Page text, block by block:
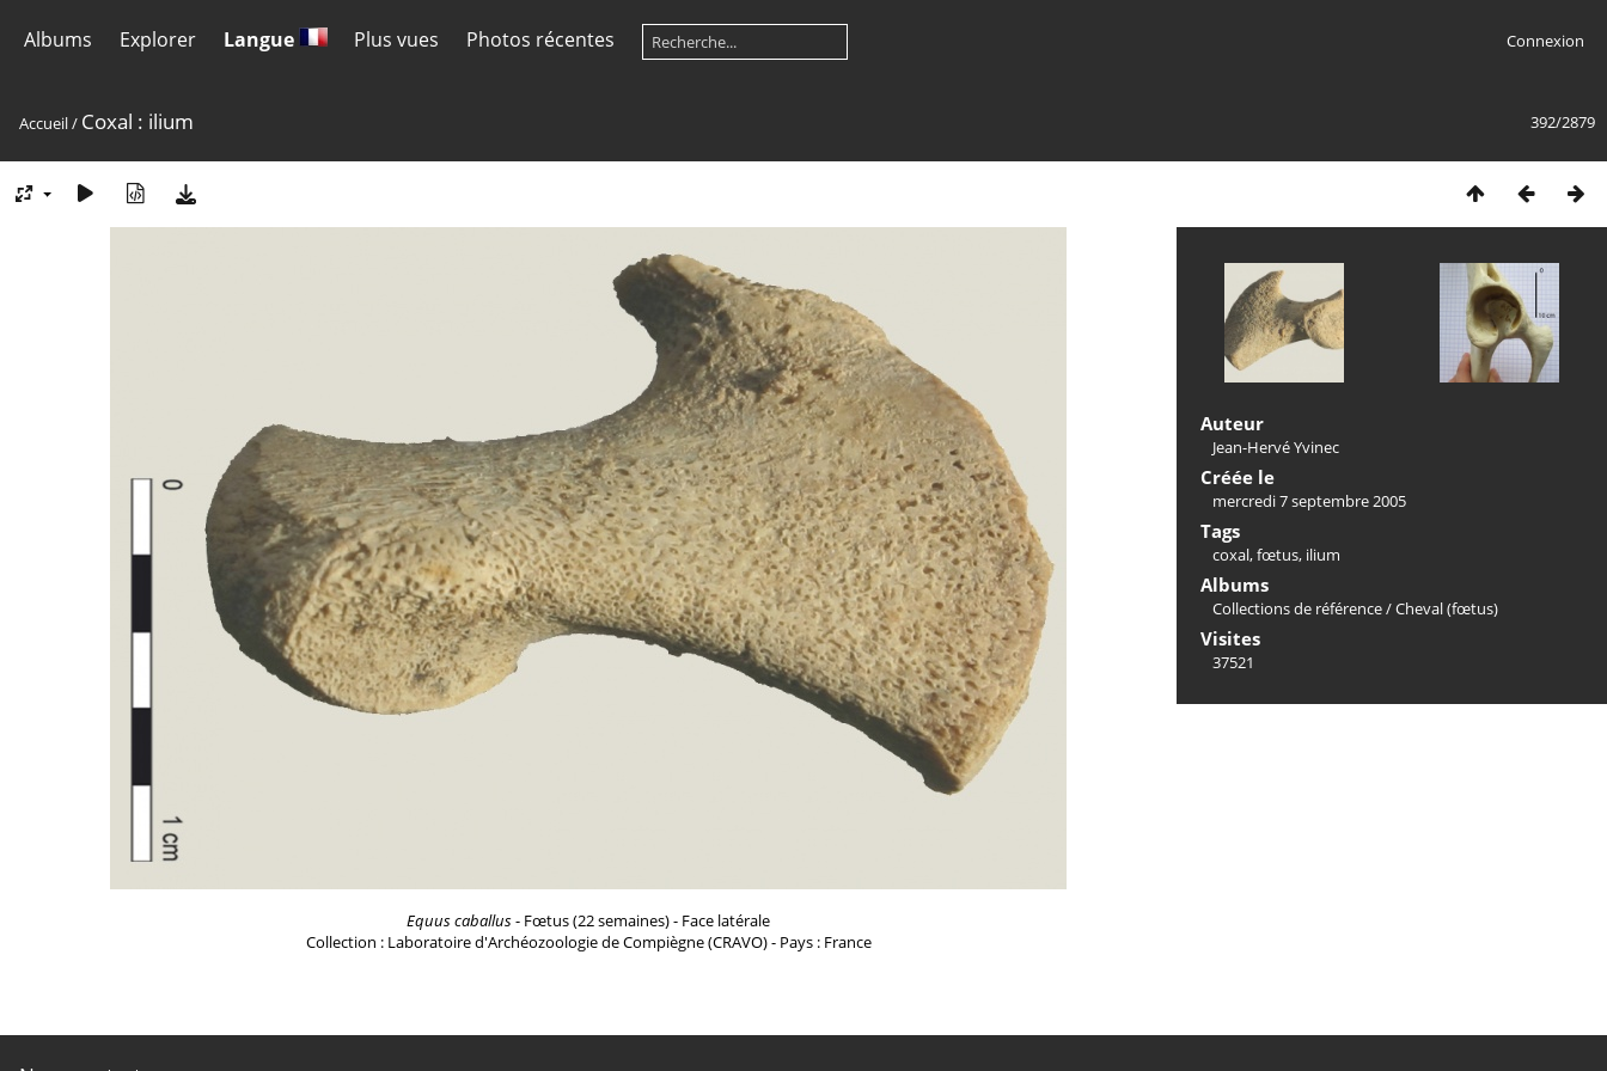
Albums Explorer Langue Plus vues Photos récentes Connexion
392/2879
Accueil/ Coxal : ilium
Equus caballus- Fœtus (22 semaines) - Face latérale
Collection : Laboratoire d'Archéozoologie de Compiègne (CRAVO) - Pays : France
Auteur
Jean-Hervé Yvinec
Créée le
mercredi 7 septembre 2005
Tags
coxal,fœtus, ilium
Albums
Collections de référence/Cheval (fœtus)
Visites
37521